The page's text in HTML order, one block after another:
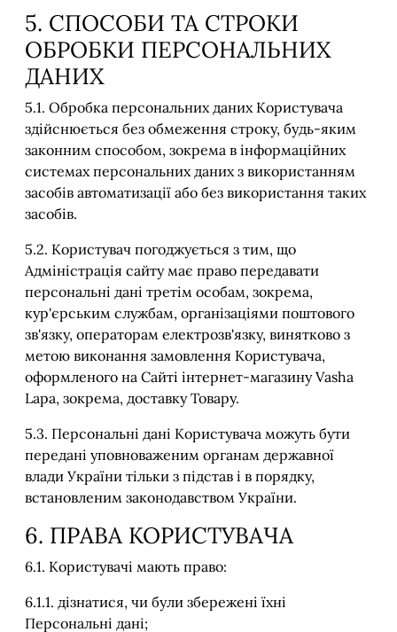
5. СПОСОБИ ТА СТРОКИ
ОБРОБКИ ПЕРСОНАЛЬНИХ
ДАНИХ
5.1. Обробка персональних даних Користувача
здійснюється без обмеження строку, будь-яким
законним способом, зокрема в інформаційних
системах персональних даних з використанням
засобів автоматизації або без використання таких
засобів.
5.2. Користувач погоджується з тим, що
Адміністрація сайту має право передавати
персональні дані третім особам, зокрема,
кур'єрським службам, організаціями поштового
зв'язку, операторам електрозв'язку, винятково з
метою виконання замовлення Користувача,
оформленого на Сайті інтернет-магазину Vasha
Lapa, зокрема, доставку Товару.
5.3. Персональні дані Користувача можуть бути
передані уповноваженим органам державної
влади України тільки з підстав і в порядку,
встановленим законодавством України.
6. ПРАВА КОРИСТУВАЧА
6.1. Користувачі мають право:
6.1.1. дізнатися, чи були збережені їхні
Персональні дані;